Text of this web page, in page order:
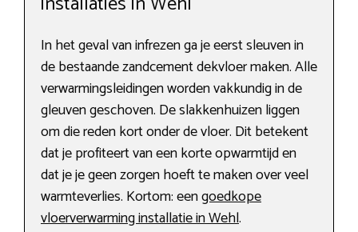
In het geval van infrezen ga je eerst sleuven in
de bestaande zandcement dekvloer maken. Alle
verwarmingsleidingen worden vakkundig in de
gleuven geschoven. De slakkenhuizen liggen
om die reden kort onder de vloer. Dit betekent
dat je profiteert van een korte opwarmtijd en
dat je je geen zorgen hoeft te maken over veel
warmteverlies. Kortom: eengoedkope
vloerverwarming installatie in Wehl.